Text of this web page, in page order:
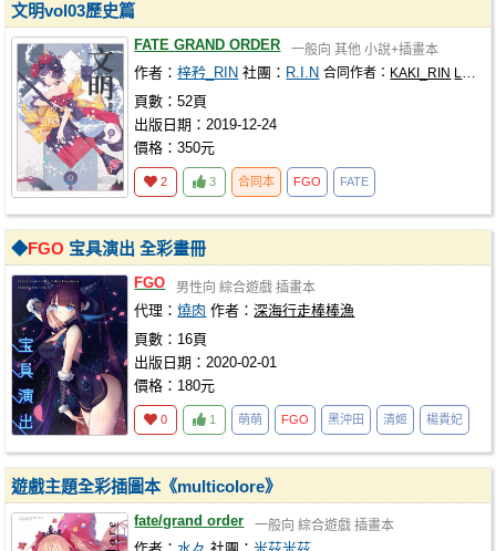
文明vol03歷史篇
FATE GRAND ORDER 一般向 其他 小說+插畫本
作者：梓矜_RIN 社團： R.I.N 合同作者： KAKI_RIN Leroi
頁數：52頁
出版日期：2019-12-24
價格：350元
2 3 合同本 FGO FATE
◆FGO 宝具演出 全彩畫冊
FGO 男性向 綜合遊戲 插畫本
代理：燒肉 作者：深海行走棒棒漁
頁數：16頁
出版日期：2020-02-01
價格：180元
0 1 萌萌 FGO 黑沖田 清姬 楊貴妃
遊戲主題全彩插圖本《multicolore》
fate/grand order 一般向 綜合遊戲 插畫本